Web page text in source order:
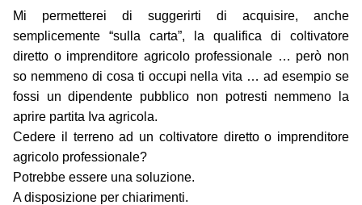
Mi permetterei di suggerirti di acquisire, anche
semplicemente “sulla carta”, la qualifica di coltivatore
diretto o imprenditore agricolo professionale … però non
so nemmeno di cosa ti occupi nella vita … ad esempio se
fossi un dipendente pubblico non potresti nemmeno la
aprire partita Iva agricola.
Cedere il terreno ad un coltivatore diretto o imprenditore
agricolo professionale?
Potrebbe essere una soluzione.
A disposizione per chiarimenti.